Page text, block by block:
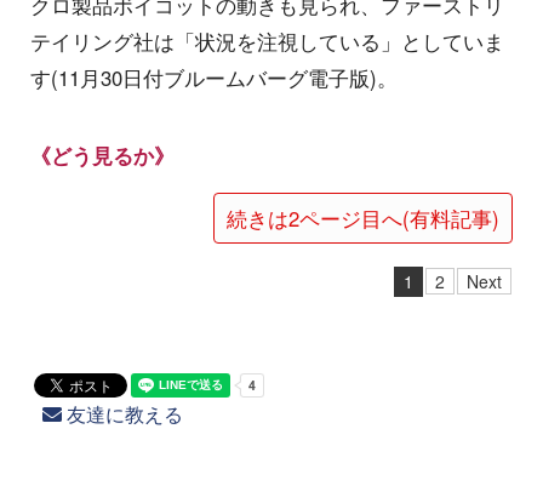
テイリング社は「状況を注視している」としていま
す(11月30日付ブルームバーグ電子版)。
《どう見るか》
続きは2ページ目へ(有料記事)
1 2 Next
友達に教える